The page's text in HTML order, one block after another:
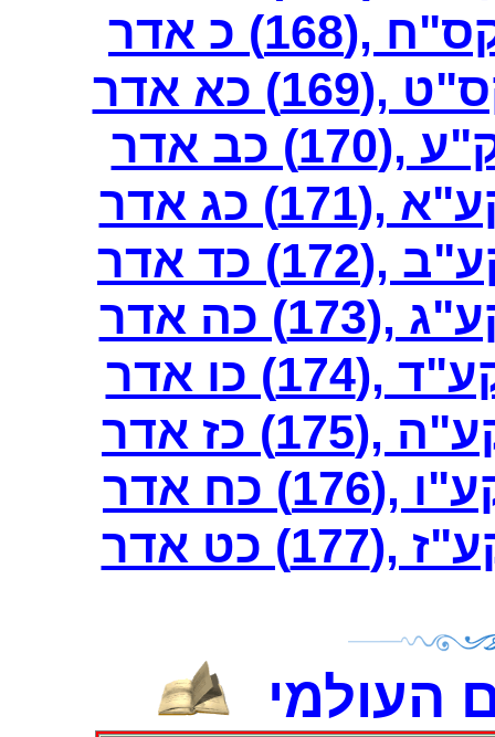
כ אדר
כא אדר
כב אדר
כג אדר
כד אדר
כה אדר
כו אדר
כז אדר
כח אדר
כט אדר
העולמי